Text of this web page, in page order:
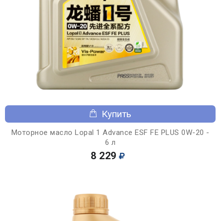
Купить
Моторное масло Lopal 1 Advance ESF FE PLUS 0W-20 -
6 л
8 229